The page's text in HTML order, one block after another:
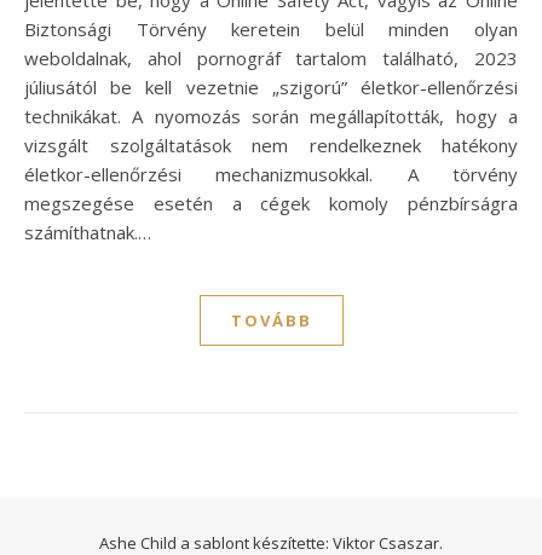
Biztonsági Törvény keretein belül minden olyan
weboldalnak, ahol pornográf tartalom található, 2023
júliusától be kell vezetnie „szigorú” életkor-ellenőrzési
technikákat. A nyomozás során megállapították, hogy a
vizsgált szolgáltatások nem rendelkeznek hatékony
életkor-ellenőrzési mechanizmusokkal. A törvény
megszegése esetén a cégek komoly pénzbírságra
számíthatnak.…
TOVÁBB
Ashe Child a sablont készítette: Viktor Csaszar.